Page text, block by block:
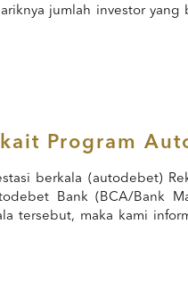
jumlah investor yang
Program
berkala (autodebet)
Bank (BCA/Bank
tersebut, maka kami